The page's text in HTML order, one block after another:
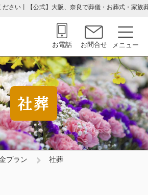
さい丨【公式】大阪、奈良で葬儀・お葬式・家
お電話 お問合せ
社葬
プラン 社葬